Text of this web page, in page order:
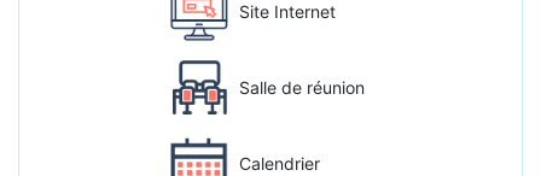
Site Internet
Salle de réunion
Calendrier